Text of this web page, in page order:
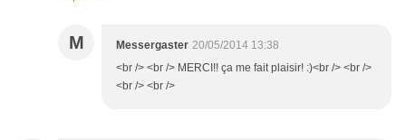
M Messergaster 20/05/2014 13:38
<br /> <br /> MERCI!! ça me fait plaisir! :)<br /> <br />
<br /> <br />